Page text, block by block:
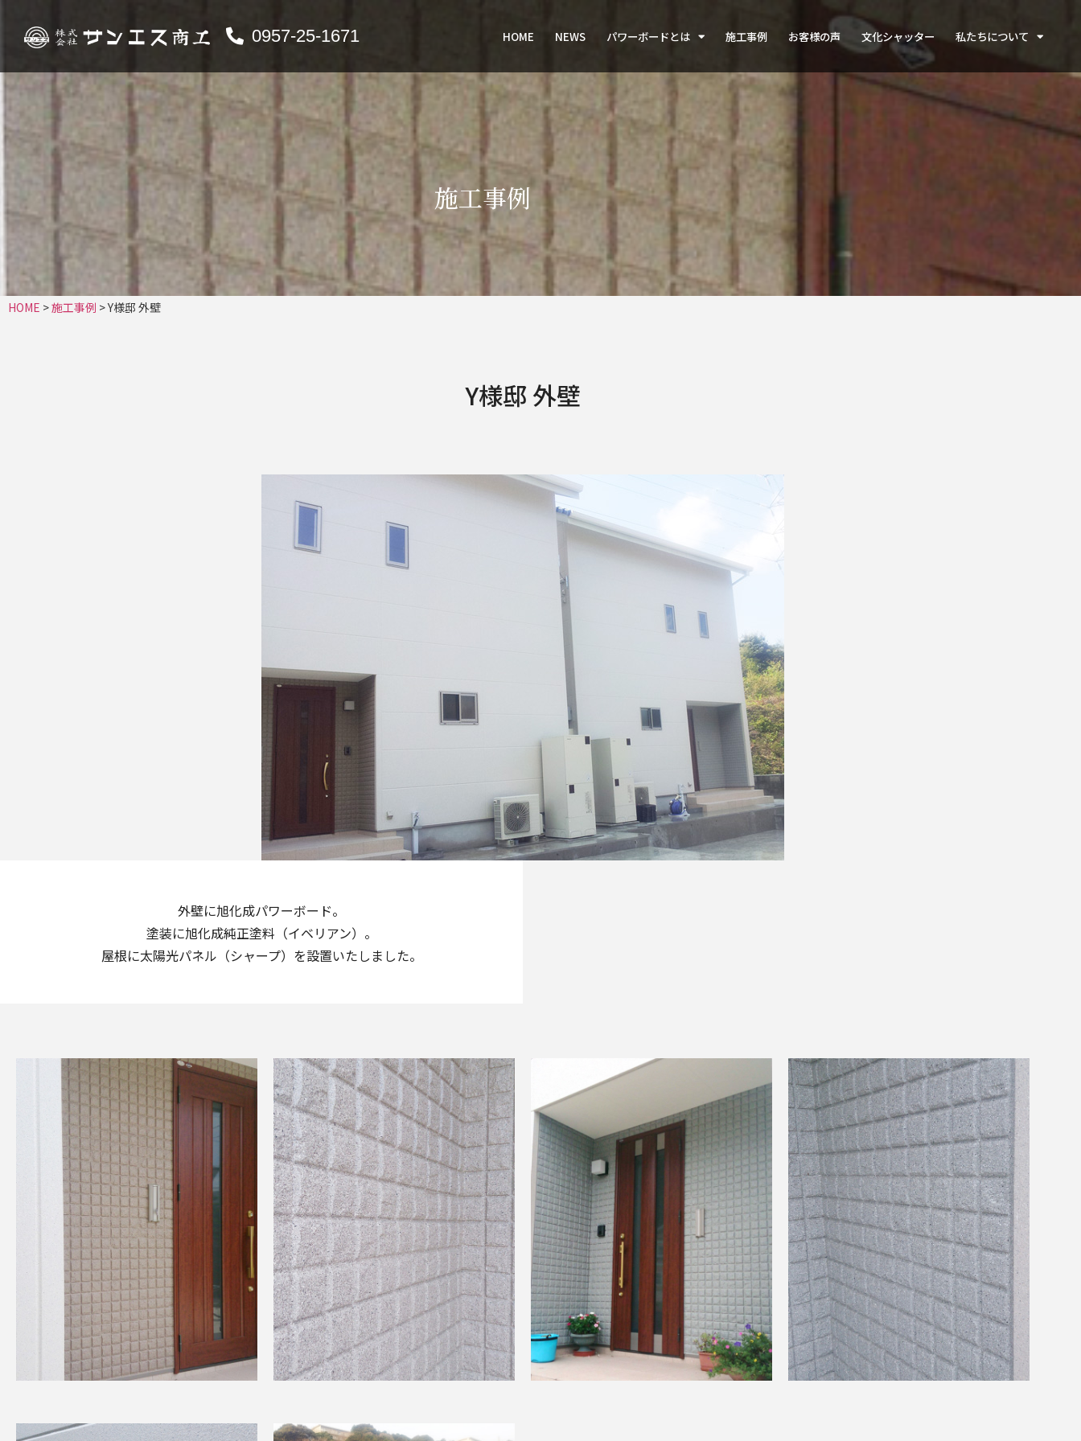
0957-25-1671 HOME NEWS パワーボードとは 施工事例 お客様の声 文化シャッター 私たちについて
施工事例
HOME >施工事例 >Y様邸 外壁
Y様邸 外壁
外壁に旭化成パワーボード。
塗装に旭化成純正塗料（イベリアン）。
屋根に太陽光パネル（シャープ）を設置いたしました。